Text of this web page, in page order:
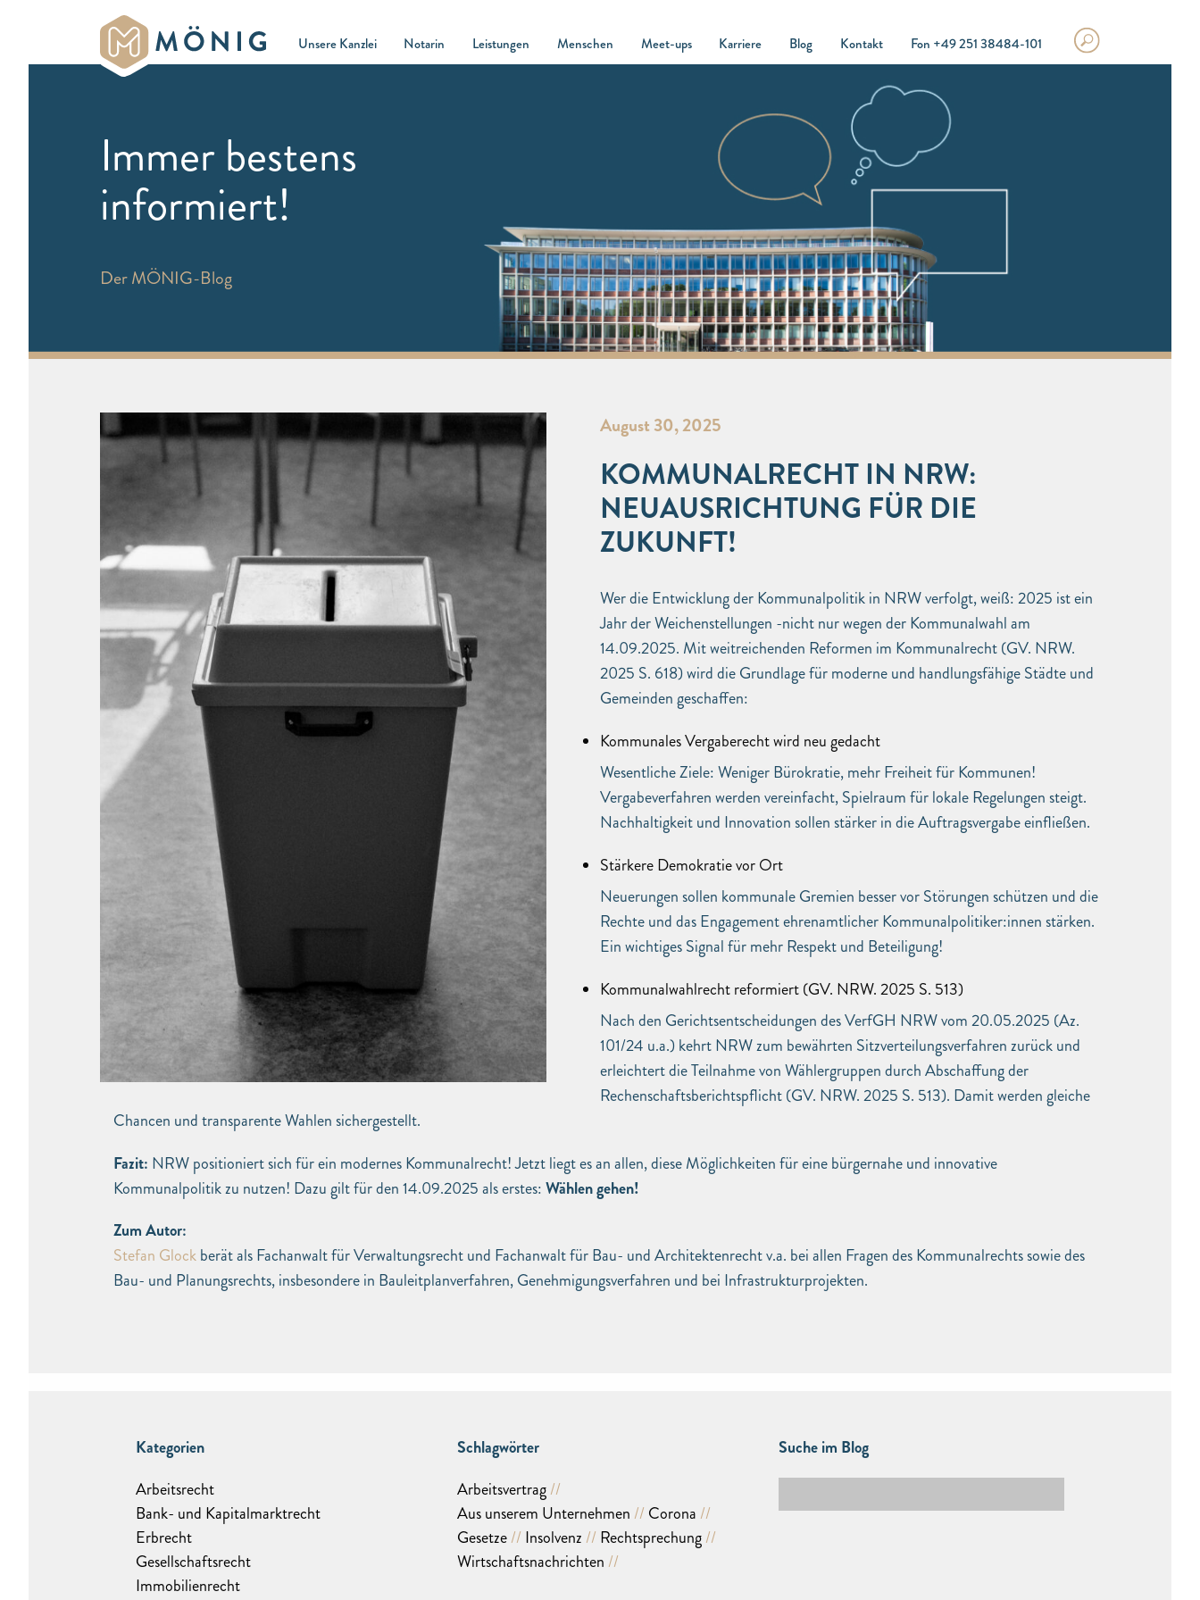
Unsere Kanzlei Notarin Leistungen Menschen Meet-ups Karriere Blog Kontakt Fon +49 251 38484-101
Immer bestens
informiert!
Der MÖNIG-Blog
August 30, 2025
KOMMUNALRECHT IN NRW:
NEUAUSRICHTUNG FÜR DIE
ZUKUNFT!
Wer die Entwicklung der Kommunalpolitik in NRW verfolgt, weiß: 2025 ist ein
Jahr der Weichenstellungen -nicht nur wegen der Kommunalwahl am
14.09.2025. Mit weitreichenden Reformen im Kommunalrecht (GV. NRW.
2025 S. 618) wird die Grundlage für moderne und handlungsfähige Städte und
Gemeinden geschaffen:
Kommunales Vergaberecht wird neu gedacht
Wesentliche Ziele: Weniger Bürokratie, mehr Freiheit für Kommunen!
Vergabeverfahren werden vereinfacht, Spielraum für lokale Regelungen steigt.
Nachhaltigkeit und Innovation sollen stärker in die Auftragsvergabe einfließen.
Stärkere Demokratie vor Ort
Neuerungen sollen kommunale Gremien besser vor Störungen schützen und die
Rechte und das Engagement ehrenamtlicher Kommunalpolitiker:innen stärken.
Ein wichtiges Signal für mehr Respekt und Beteiligung!
Kommunalwahlrecht reformiert (GV. NRW. 2025 S. 513)
Nach den Gerichtsentscheidungen des VerfGH NRW vom 20.05.2025 (Az.
101/24 u.a.) kehrt NRW zum bewährten Sitzverteilungsverfahren zurück und
erleichtert die Teilnahme von Wählergruppen durch Abschaffung der
Rechenschaftsberichtspflicht (GV. NRW. 2025 S. 513). Damit werden gleiche
Chancen und transparente Wahlen sichergestellt.
Fazit: NRW positioniert sich für ein modernes Kommunalrecht! Jetzt liegt es an allen, diese Möglichkeiten für eine bürgernahe und innovative
Kommunalpolitik zu nutzen! Dazu gilt für den 14.09.2025 als erstes:Wählen gehen!
Zum Autor:
Stefan Glockberät als Fachanwalt für Verwaltungsrecht und Fachanwalt für Bau- und Architektenrecht v.a. bei allen Fragen des Kommunalrechts sowie des
Bau- und Planungsrechts, insbesondere in Bauleitplanverfahren, Genehmigungsverfahren und bei Infrastrukturprojekten.
Kategorien
Arbeitsrecht
Bank- und Kapitalmarktrecht
Erbrecht
Gesellschaftsrecht
Immobilienrecht
Schlagwörter
Arbeitsvertrag
Aus unserem Unternehmen
Corona
Gesetze
Insolvenz
Rechtsprechung
Wirtschaftsnachrichten
Suche im Blog